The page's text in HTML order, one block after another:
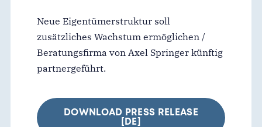
Neue Eigentümerstruktur soll
zusätzliches Wachstum ermöglichen /
Beratungsfirma von Axel Springer künftig
partnergeführt.
DOWNLOAD PRESS RELEASE
[DE]